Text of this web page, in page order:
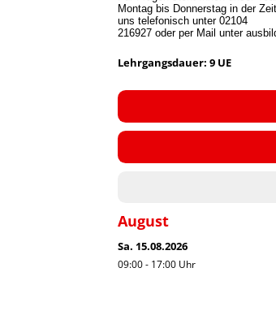
Montag bis Donnerstag in der
uns telefonisch unter 02104
216927 oder per Mail unter
Lehrgangsdauer: 9 UE
August
Sa. 15.08.2026
09:00 - 17:00 Uhr